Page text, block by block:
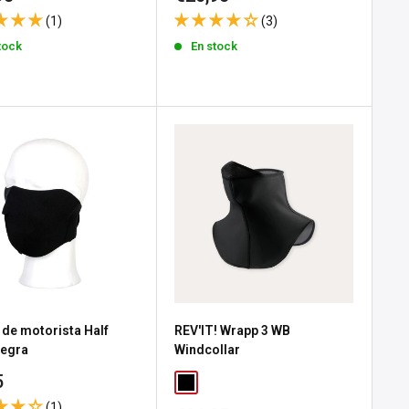
(1)
de
venta
(3)
En stock
de motorista Half
REV'IT! Wrapp 3 WB
Windcollar